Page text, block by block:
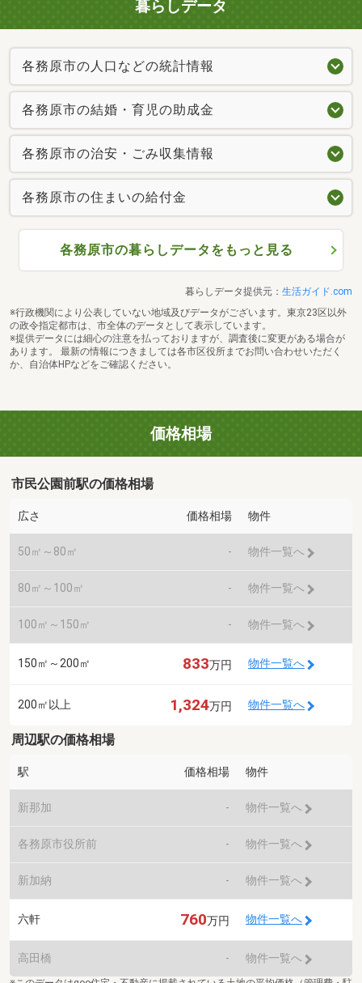
暮らしデータ
各務原市の人口などの統計情報
各務原市の結婚・育児の助成金
各務原市の治安・ごみ収集情報
各務原市の住まいの給付金
各務原市の暮らしデータをもっと見る
暮らしデータ提供元： 生活ガイド.com
※行政機関により公表していない地域及びデータがございます。東京23区以外
の政令指定都市は、市全体のデータとして表示しています。
※提供データには細心の注意を払っておりますが、調査後に変更がある場合が
あります。 最新の情報につきましては各市区役所までお問い合わせいただく
か、自治体HPなどをご確認ください。
価格相場
市民公園前駅の価格相場
広さ 価格相場 物件
50㎡～80㎡ - 物件一覧へ
80㎡～100㎡ - 物件一覧へ
100㎡～150㎡ - 物件一覧へ
150㎡～200㎡ 833万円 物件一覧へ
200㎡以上 1,324万円 物件一覧へ
周辺駅の価格相場
駅 価格相場 物件
新那加 - 物件一覧へ
各務原市役所前 - 物件一覧へ
新加納 - 物件一覧へ
六軒 760万円 物件一覧へ
高田橋 - 物件一覧へ